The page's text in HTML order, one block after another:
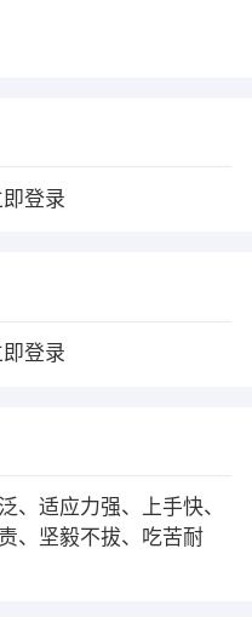
即登录
即登录
、适应力强、上手快、
、坚毅不拔、吃苦耐